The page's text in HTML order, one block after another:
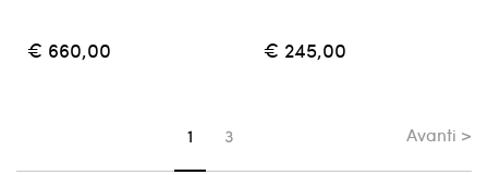
€ 660,00 € 245,00
Sei su pagina
1 3 Avanti >